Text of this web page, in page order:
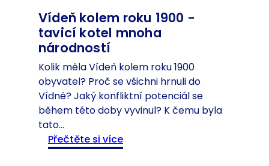
a
r
e
T
e
r
z
i
j
e
n
ý
s
y
N
Vídeň kolem roku 1900 -
tavicí kotel mnoha
národností
Kolik měla Vídeň kolem roku 1900
obyvatel? Proč se všichni hrnuli do
Vídně? Jaký konfliktní potenciál se
během této doby vyvinul? K čemu byla
tato…
Přečtěte si více:
V